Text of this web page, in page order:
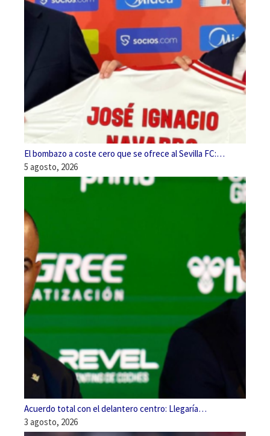
El bombazo a coste cero que se ofrece al Sevilla FC:…
5 agosto, 2026
Acuerdo total con el delantero centro: Llegaría…
3 agosto, 2026